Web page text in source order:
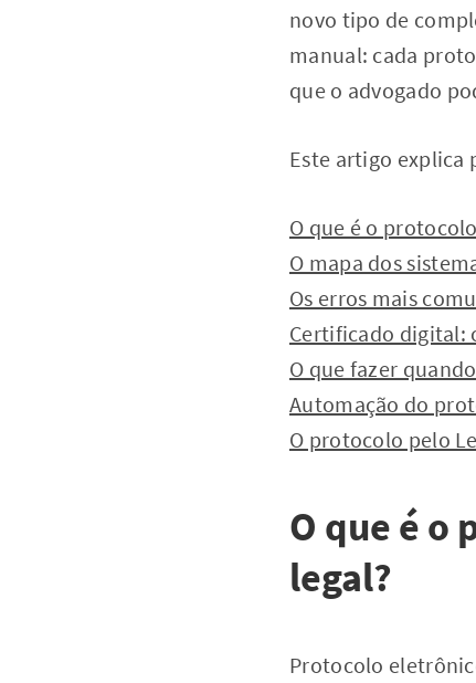
novo tipo de
manual: cada
que o advogado
Este artigo explica
O que é o
O mapa dos
Os erros mais
Certificado digital:
O que fazer
Automação do
O protocolo pelo
O que é o
legal?
Protocolo